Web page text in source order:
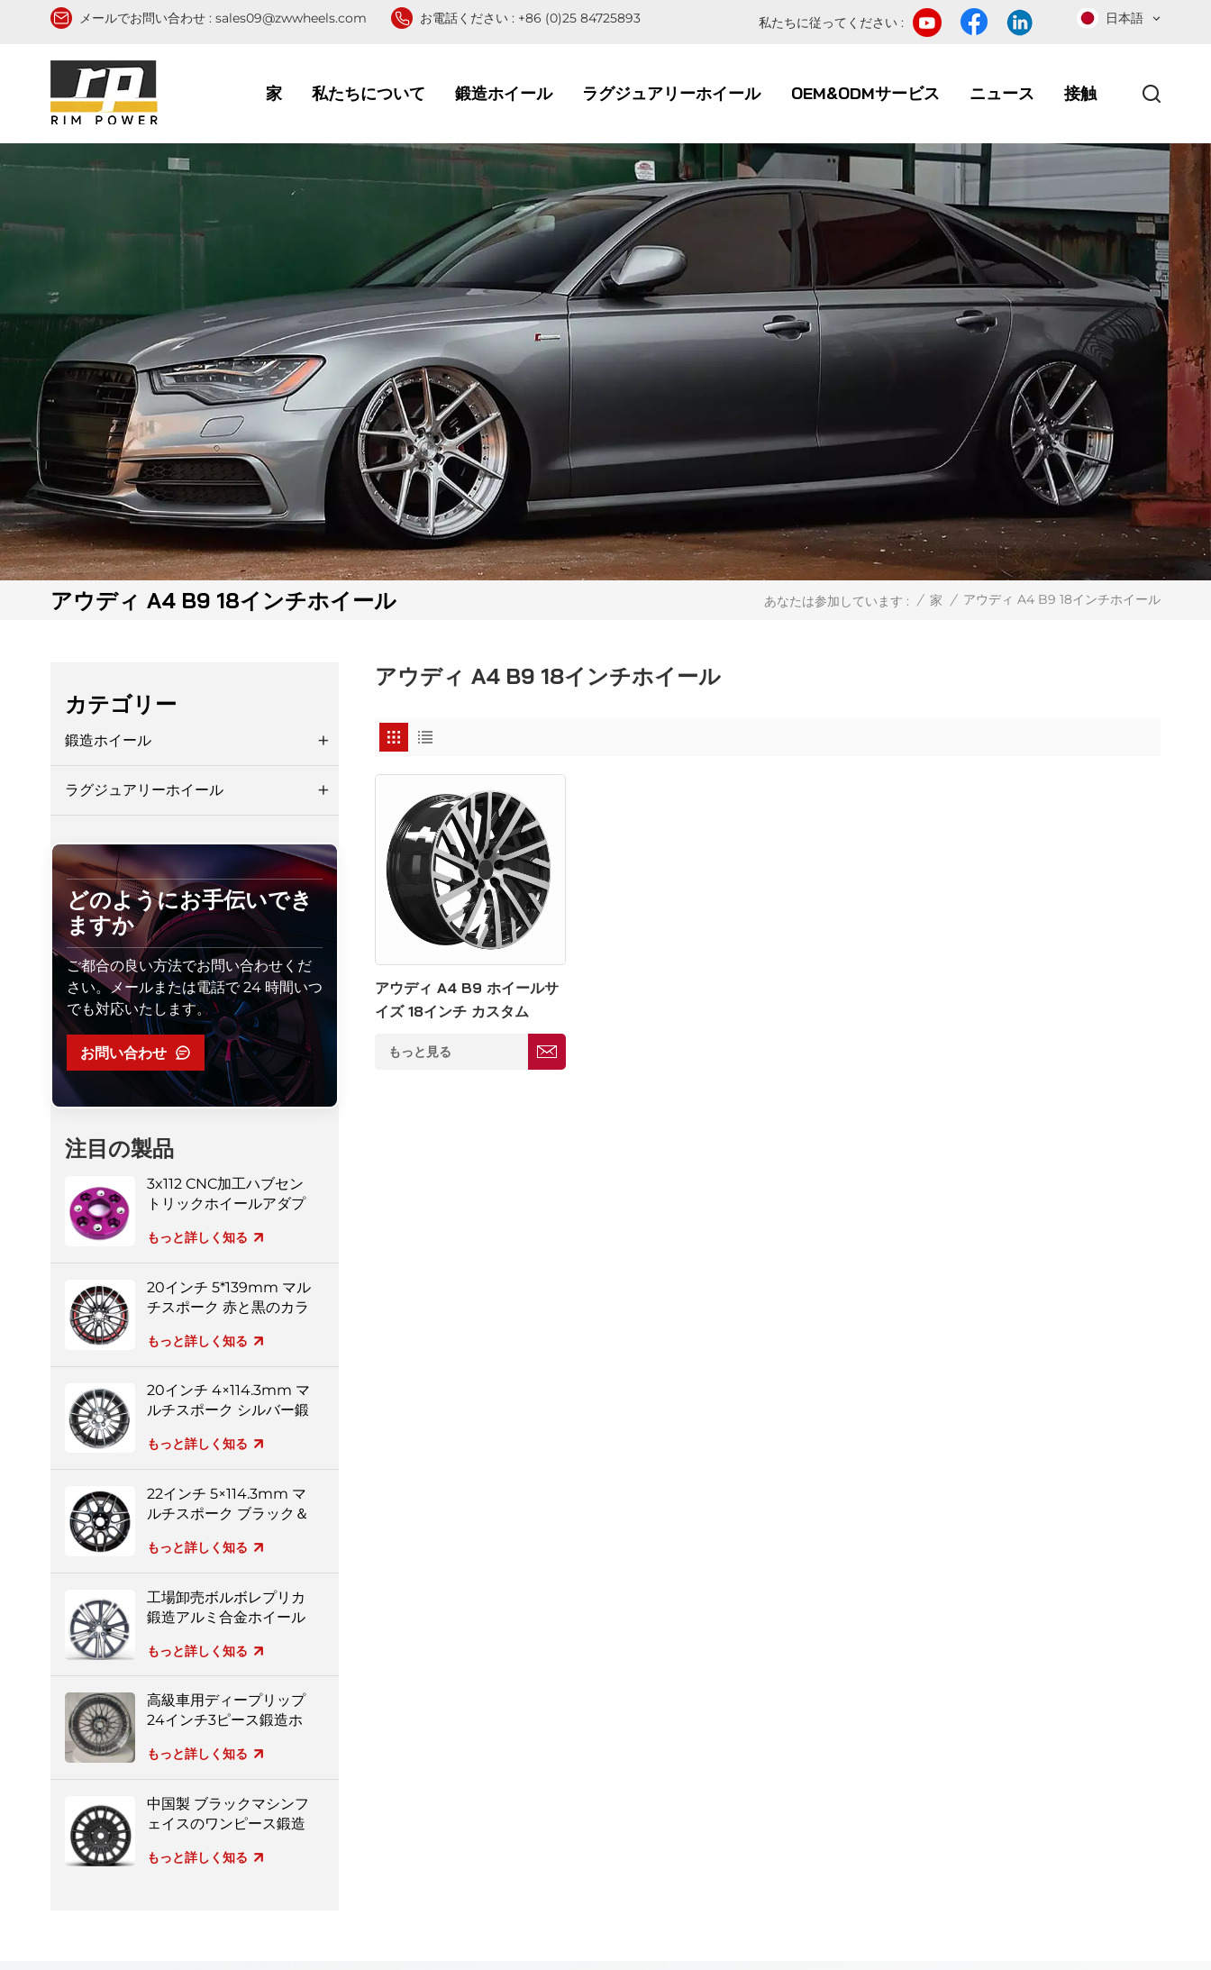
メールでお問い合わせ : sales09@zwwheels.com お電話ください : +86 (0)25 84725893 日本語
私たちに従ってください :
家 私たちについて 鍛造ホイール ラグジュアリーホイール OEM&ODMサービス ニュース 接触
アウディ A4 B9 18インチホイール あなたは参加しています : / 家 / アウディ A4 B9 18インチホイール
アウディ A4 B9 18インチホイール
アウディ A4 B9 ホイールサ
イズ 18インチ カスタム
もっと見る
カテゴリー
鍛造ホイール
ラグジュアリーホイール
どのようにお手伝いでき
ますか
ご都合の良い方法でお問い合わせくだ
さい。メールまたは電話で 24 時間いつ
でも対応いたします。
お問い合わせ
注目の製品
3x112 CNC加工ハブセン
トリックホイールアダプ
もっと詳しく知る
20インチ 5*139mm マル
チスポーク 赤と黒のカラ
もっと詳しく知る
20インチ 4×114.3mm マ
ルチスポーク シルバー鍛
もっと詳しく知る
22インチ 5×114.3mm マ
ルチスポーク ブラック＆
鍛造ホイール
もっと詳しく知る
工場卸売ボルボレプリカ
鍛造アルミ合金ホイール
もっと詳しく知る
高級車用ディープリップ
24インチ3ピース鍛造ホ
もっと詳しく知る
中国製 ブラックマシンフ
ェイスのワンピース鍛造
もっと詳しく知る